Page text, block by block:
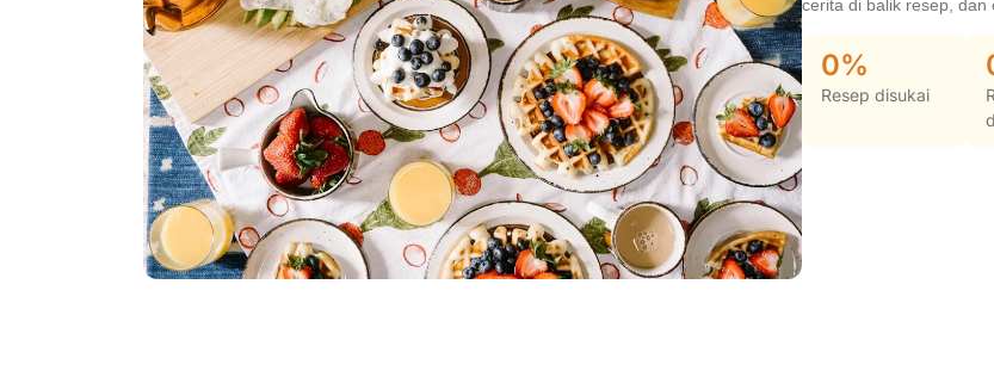
cerita di balik resep, dan
Resep disukai
0%